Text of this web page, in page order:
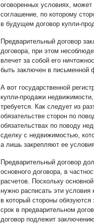
оговоренных условиях,
соглашение, по которому
в будущем договор купли-
Предварительный договор
договора, при этом
влечет за собой его
быть заключен в письменной
А вот государственной
купли-продажи
требуется. Как следует из
обязательстве сторон по
обязательствах по поводу
сделку с недвижимостью,
а лишь закрепляют ее
Предварительный договор
основного договора, в
расчетов. Поскольку
нужно расписать эти условия
в который стороны
срок в предварительном
договор подлежит